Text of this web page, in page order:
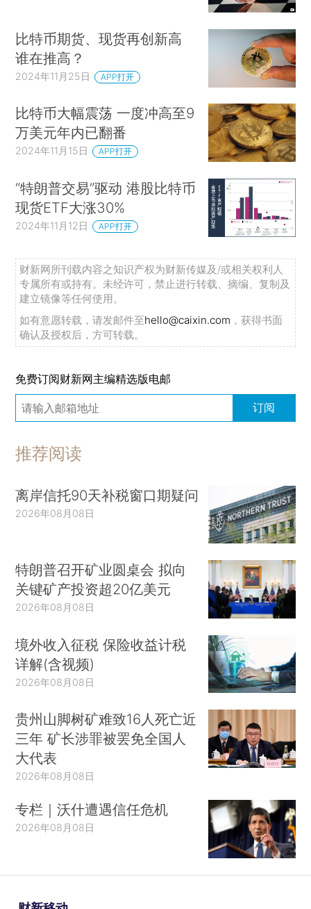
比特币期货、现货再创新高
谁在推高？
2024年11月25日 APP打开
比特币大幅震荡 一度冲高至9
万美元年内已翻番
2024年11月15日 APP打开
“特朗普交易”驱动 港股比特币
现货ETF大涨30%
2024年11月12日 APP打开
财新网所刊载内容之知识产权为财新传媒及/或相关权利人
专属所有或持有。未经许可，禁止进行转载、摘编、复制及
建立镜像等任何使用。
如有意愿转载，请发邮件至hello@caixin.com ，获得书面
确认及授权后，方可转载。
免费订阅财新网主编精选版电邮
订阅
推荐阅读
离岸信托90天补税窗口期疑问
2026年08月08日
特朗普召开矿业圆桌会 拟向
关键矿产投资超20亿美元
2026年08月08日
境外收入征税 保险收益计税
详解(含视频)
2026年08月08日
贵州山脚树矿难致16人死亡近
三年 矿长涉罪被罢免全国人
大代表
2026年08月08日
专栏｜沃什遭遇信任危机
2026年08月08日